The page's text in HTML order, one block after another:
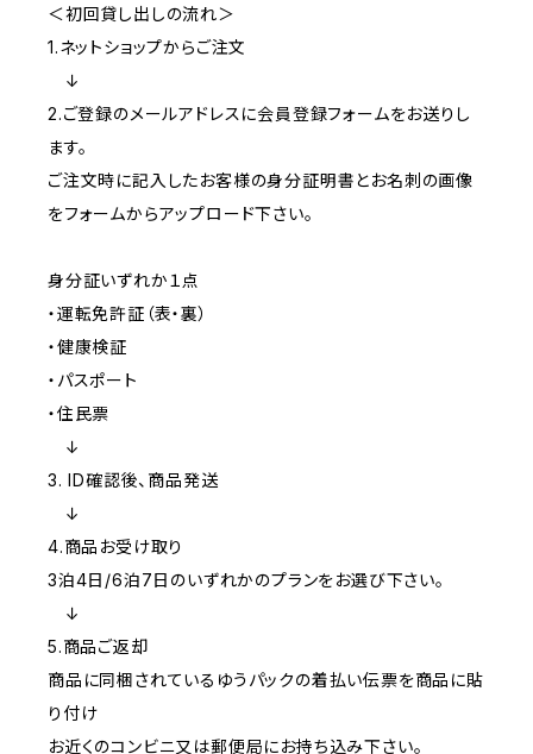
＜初回貸し出しの流れ＞
1.ネットショップからご注文
↓
2.ご登録のメールアドレスに会員登録フォームをお送りし
ます。
ご注文時に記入したお客様の身分証明書とお名刺の画像
をフォームからアップロード下さい。
身分証いずれか１点
・運転免許証（表・裏）
・健康検証
・パスポート
・住民票
↓
3. ID確認後、商品発送
↓
4.商品お受け取り
3泊4日/6泊7日のいずれかのプランをお選び下さい。
↓
5.商品ご返却
商品に同梱されているゆうパックの着払い伝票を商品に貼
り付け
お近くのコンビニ又は郵便局にお持ち込み下さい。